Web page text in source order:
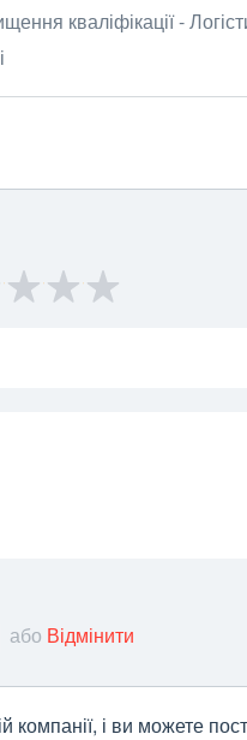
кваліфікації -
або Відмінити
компанії, і ви можете